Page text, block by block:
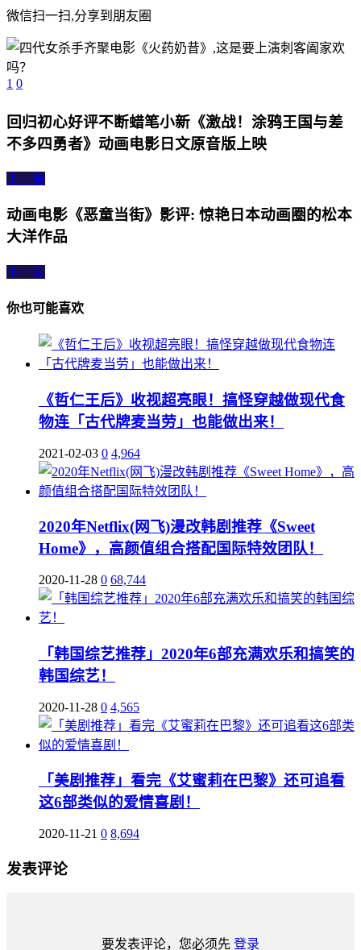
微信扫一扫,分享到朋友圈
1 0
回归初心好评不断蜡笔小新《激战！涂鸦王国与差
不多四勇者》动画电影日文原音版上映
上一篇
动画电影《恶童当街》影评: 惊艳日本动画圈的松本
大洋作品
下一篇
你也可能喜欢
《哲仁王后》收视超亮眼！搞怪穿越做现代食
物连「古代牌麦当劳」也能做出来！
2021-02-03 0 4,964
2020年Netflix(网飞)漫改韩剧推荐《Sweet
Home》，高颜值组合搭配国际特效团队！
2020-11-28 0 68,744
「韩国综艺推荐」2020年6部充满欢乐和搞笑的
韩国综艺！
2020-11-28 0 4,565
「美剧推荐」看完《艾蜜莉在巴黎》还可追看
这6部类似的爱情喜剧！
2020-11-21 0 8,694
发表评论
要发表评论，您必须先 登录